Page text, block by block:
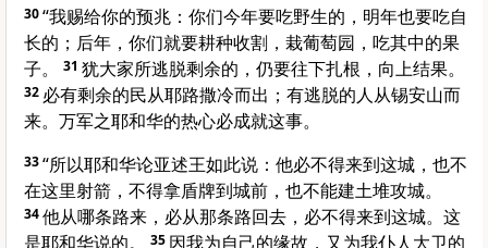
30“我赐给你的预兆：你们今年要吃野生的，明年也要吃自
长的；后年，你们就要耕种收割，栽葡萄园，吃其中的果
子。
31 犹大家所逃脱剩余的，仍要往下扎根，向上结果。
32 必有剩余的民从耶路撒冷而出；有逃脱的人从锡安山而
来。万军之耶和华的热心必成就这事。
33“所以耶和华论亚述王如此说：他必不得来到这城，也不
在这里射箭，不得拿盾牌到城前，也不能建土堆攻城。
34他从哪条路来，必从那条路回去，必不得来到这城。这
是耶和华说的。
35 因我为自己的缘故，又为我仆人 大卫的